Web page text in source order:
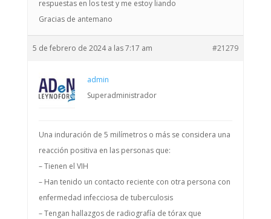
respuestas en los test y me estoy liando
Gracias de antemano
5 de febrero de 2024 a las 7:17 am #21279
admin
Superadministrador
Una induración de 5 milímetros o más se considera una
reacción positiva en las personas que:
– Tienen el VIH
– Han tenido un contacto reciente con otra persona con
enfermedad infecciosa de tuberculosis
– Tengan hallazgos de radiografía de tórax que